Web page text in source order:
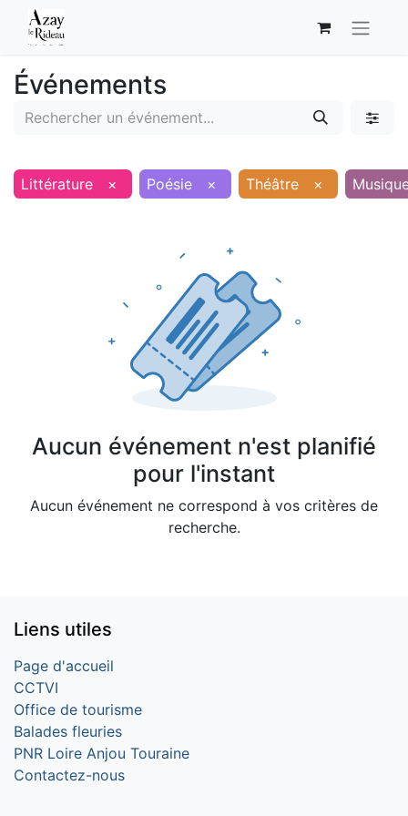
Événements
Littérature × Poésie × Théâtre ×
Aucun événement n'est planifié
pour l'instant
Aucun événement ne correspond à vos critères de
recherche.
Liens utiles
Page d'accueil
CCTVI
Office de tourisme
Balades fleuries
PNR Loire Anjou Touraine
Contactez-nous